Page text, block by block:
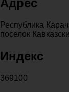
Республика
поселок
Индекс
369100